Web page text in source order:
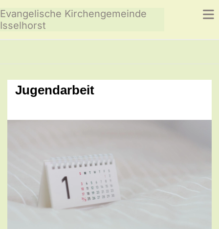
Evangelische Kirchengemeinde
Isselhorst
Jugendarbeit